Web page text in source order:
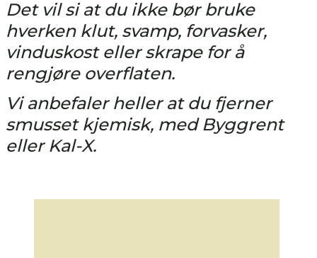
Det vil si at du ikke bør bruke
hverken klut, svamp, forvasker,
vinduskost eller skrape for å
rengjøre overflaten.
Vi anbefaler heller at du fjerner
smusset kjemisk, med Byggrent
eller Kal-X.